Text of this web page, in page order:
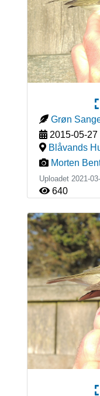
Grøn
2015-05-27
Blåvands
Morten
Uploadet 2021-
640